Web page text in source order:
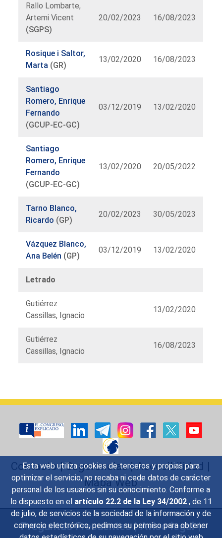
Esta web utiliza cookies de terceros y propias para
optimizar el servicio, no recaba ni cede datos de carácter
personal de los usuarios sin su conocimiento. Conforme a
lo dispuesto en el artículo 22.2 de la Ley 34/2002 , de 11
de julio, de servicios de la sociedad de la información y de
comercio electrónico, pedimos su permiso para obtener
órganos
Rallo Lombarte,
Artemi Vicent
(SGPS)
20/02/2023 16/08/2023
Rosique i Saltor,
Marta (GR)
13/02/2020 16/08/2023
Santiago
Romero, Enrique
Fernando
(GCUP-EC-GC)
03/12/2019 13/02/2020
Santiago
Romero, Enrique
Fernando
(GCUP-EC-GC)
13/02/2020 20/05/2022
Tarno Blanco,
Ricardo (GP)
20/02/2023 30/05/2023
Vázquez Blanco,
Ana Belén (GP)
03/12/2019 13/02/2020
Letrado
Gutiérrez
Cassillas, Ignacio
13/02/2020
Gutiérrez
Cassillas, Ignacio
16/08/2023
Contacto|Sugerencias|Accesibilidad |
Mapa Web
Preguntas Frecuentes|Aviso legal|